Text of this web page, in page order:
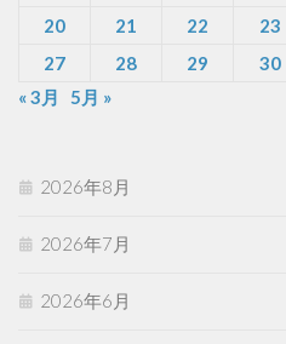
20
21 22 23
27
28 29
30
« 3月
5月 »
2026年8月
2026年7月
2026年6月